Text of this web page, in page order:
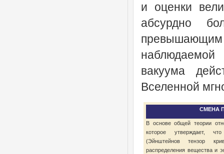
и оценки
абсурдно
наблюдаемой
вакуума
Вселенной
СМЕНА
В основе общей теории
которое утверждает, что
(Эйнштейнов тензор
распределения вещества и